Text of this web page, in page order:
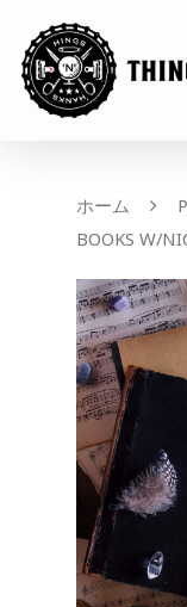
ホーム
BOOKS W/